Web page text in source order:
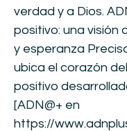
verdad y a Dios.
positivo: una visión
y esperanza
ubica el corazón
positivo
[ADN@+ en
https://